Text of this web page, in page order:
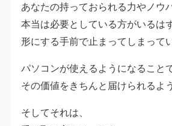
あなたの持っておられる力やノウ
本当は必要としている方がいるは
形にする手前で止まってしまって
パソコンが使えるようになることで
その価値をきちんと届けられるよ
そしてそれは、